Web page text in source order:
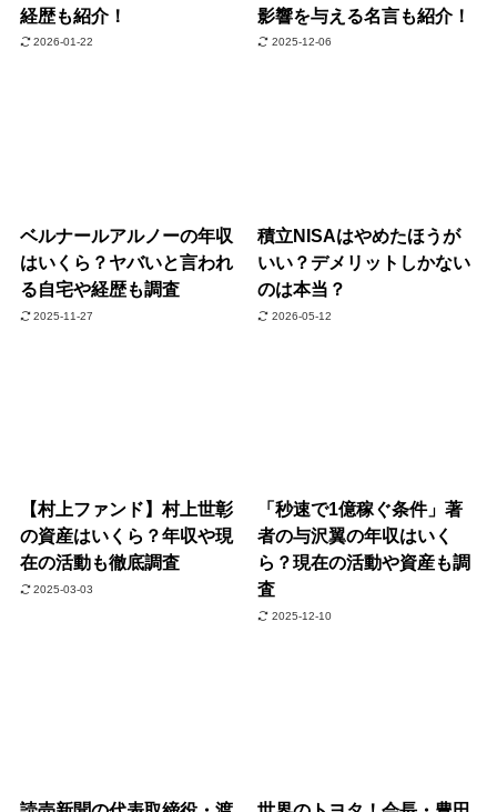
経歴も紹介！
2026-01-22
影響を与える名言も紹介！
2025-12-06
ベルナールアルノーの年収
はいくら？ヤバいと言われ
る自宅や経歴も調査
2025-11-27
積立NISAはやめたほうが
いい？デメリットしかない
のは本当？
2026-05-12
【村上ファンド】村上世彰
の資産はいくら？年収や現
在の活動も徹底調査
2025-03-03
「秒速で1億稼ぐ条件」著
者の与沢翼の年収はいく
ら？現在の活動や資産も調
査
2025-12-10